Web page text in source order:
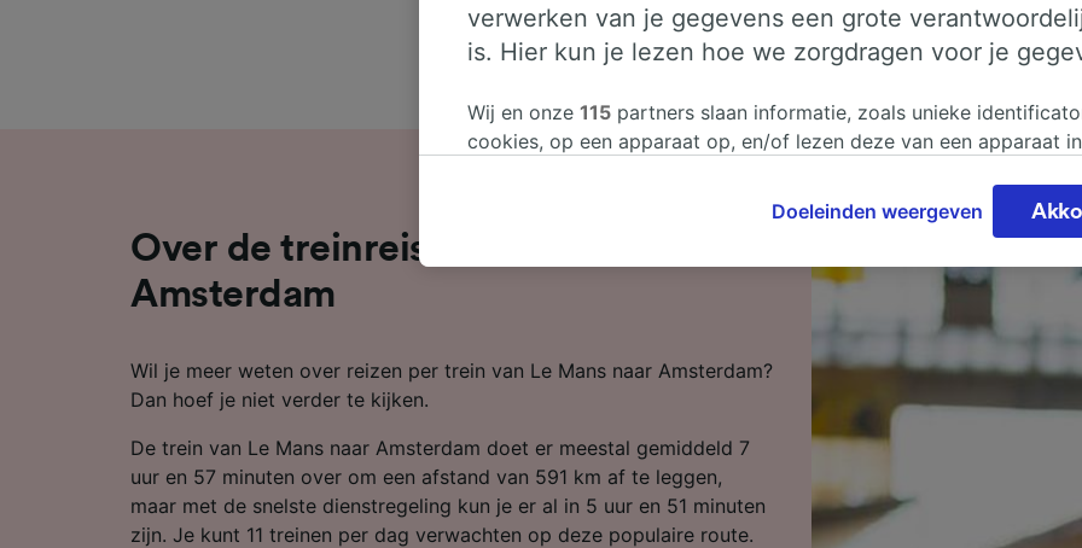
Over de treinreis van Le Mans naar
Amsterdam
Wil je meer weten over reizen per trein van Le Mans naar Amsterdam?
Dan hoef je niet verder te kijken.
De trein van Le Mans naar Amsterdam doet er meestal gemiddeld 7
uur en 57 minuten over om een afstand van 591 km af te leggen,
maar met de snelste dienstregeling kun je er al in 5 uur en 51 minuten
zijn. Je kunt 11 treinen per dag verwachten op deze populaire route.
verwerken van je gegevens een grote
is. Hier kun je lezen hoe we zorgdragen voor je
Wij en onze 115 partners slaan informatie, zoals unieke
cookies, op een apparaat op, en/of lezen deze van een apparaat
wijzigen door hieronder te klikken. Daaronder valt ook je recht om
bezwaar te maken in alle gevallen dat er voor de verwerking een
elk moment wijzigen op de pagina met onze privacyverklaring.
keuzes worden aan onze partners doorgegeven en hebben geen
op browsegegevens. Je gegevens worden niet gebruikt voor
je ons hebt gevraagd om je niet te volgen.
Wij en onze partners verwerken gegevens voor de volgende
Precieze geolocatiegegevens gebruiken. De apparaatkenmerken
scannen ter identificatie. Informatie op een apparaat opslaan en/of
openen. Gepersonaliseerde advertenties en content, advertentie- en
contentmetingen, doelgroepenonderzoek en ontwikkeling van
Doeleinden weergeven